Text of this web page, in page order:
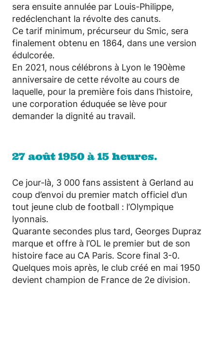
sera ensuite annulée par Louis-Philippe,
redéclenchant la révolte des canuts.
Ce tarif minimum, précurseur du Smic, sera
finalement obtenu en 1864, dans une version
édulcorée.
En 2021, nous célébrons à Lyon le 190ème
anniversaire de cette révolte au cours de
laquelle, pour la première fois dans l’histoire,
une corporation éduquée se lève pour
demander la dignité au travail.
27 août 1950 à 15 heures.
Ce jour-là, 3 000 fans assistent à Gerland au
coup d’envoi du premier match officiel d’un
tout jeune club de football : l’Olympique
lyonnais.
Quarante secondes plus tard, Georges Dupraz
marque et offre à l’OL le premier but de son
histoire face au CA Paris. Score final 3-0.
Quelques mois après, le club créé en mai 1950
devient champion de France de 2e division.